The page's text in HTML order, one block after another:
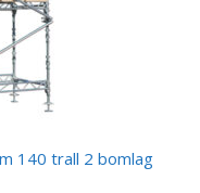
140 trall 2 bomlag